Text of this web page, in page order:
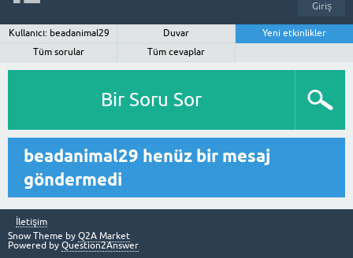
Giriş
Kullanıcı: beadanimal29 Duvar
Yeni etkinlikler
Tüm sorular
Tüm cevaplar
Bir Soru Sor
beadanimal29 henüz bir mesaj
göndermedi
İletişim
Snow Theme by Q2A Market
Powered by Question2Answer